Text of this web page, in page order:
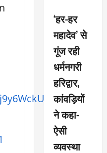
‘हर-हर
महादेव’ से
गूंज रही
धर्मनगरी
हरिद्वार,
कांवड़ियों
ने कहा-
ऐसी
व्यवस्था